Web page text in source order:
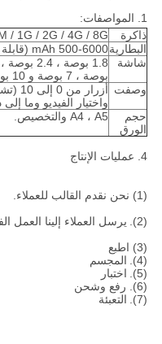
1. المواصفات:
ذاكرة
/ 1G / 2G / 4G / 8G
البطارية500-6000 mAh (قابلة للشحن)
شاشة
بوصة ، 7 بوصة و 10 بوصة.
وصفت
واختيار الفيديو وما
حجم
الورق
A4 ، A5 والتخصيص.
4. عمليات الإنتاج
(1) نحن نقدم القالب للعملاء.
(2).
يرسل العملاء إلينا العمل
(3) اطبع
(4).
المجسم
(5).
اختبار
(6). رفع وشحن
(7).
التعبئة